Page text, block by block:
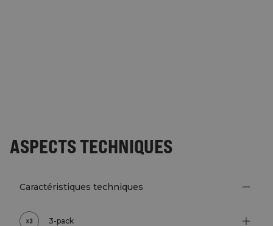
ASPECTS TECHNIQUES
Caractéristiques techniques
3-pack